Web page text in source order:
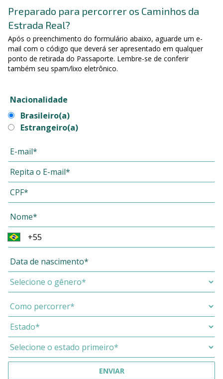
Preparado para percorrer os Caminhos da
Estrada Real?
Após o preenchimento do formulário abaixo, aguarde um e-
mail com o código que deverá ser apresentado em qualquer
ponto de retirada do Passaporte. Lembre-se de conferir
também seu spam/lixo eletrônico.
Nacionalidade
Brasileiro(a)
Estrangeiro(a)
ENVIAR